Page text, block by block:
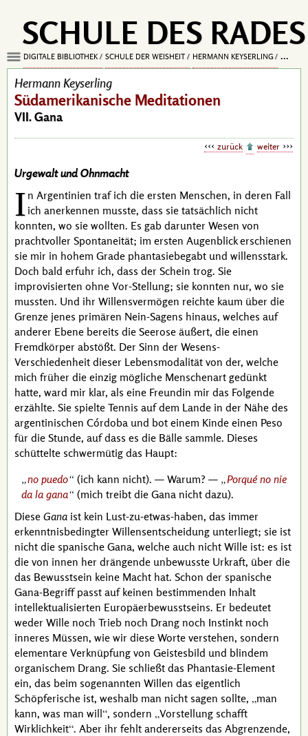
SCHULE DES RADES
DIGITALE BIBLIOTHEK SCHULE DER WEISHEIT HERMANN KEYSERLING
Hermann Keyserling
Südamerikanische Meditationen
VII. Gana
zurück weiter
Urgewalt und Ohnmacht
I n Argentinien traf ich die ersten Menschen, in deren Fall
ich anerkennen musste, dass sie tatsächlich nicht
konnten, wo sie wollten. Es gab darunter Wesen von
prachtvoller Spontaneität; im ersten Augenblick erschienen
sie mir in hohem Grade phantasiebegabt und willensstark.
Doch bald erfuhr ich, dass der Schein trog. Sie
improvisierten ohne Vor-Stellung; sie konnten nur, wo sie
mussten. Und ihr Willensvermögen reichte kaum über die
Grenze jenes primären Nein-Sagens hinaus, welches auf
anderer Ebene bereits die Seerose äußert, die einen
Fremdkörper abstößt. Der Sinn der Wesens-
Verschiedenheit dieser Lebensmodalität von der, welche
mich früher die einzig mögliche Menschenart gedünkt
hatte, ward mir klar, als eine Freundin mir das Folgende
erzählte. Sie spielte Tennis auf dem Lande in der Nähe des
argentinischen Córdoba und bot einem Kinde einen Peso
für die Stunde, auf dass es die Bälle sammle. Dieses
schüttelte schwermütig das Haupt:
no puedo
(ich kann nicht). — Warum? —
Porqué no nie
da la gana
(mich treibt die Gana nicht dazu).
Diese Gana ist kein Lust-zu-etwas-haben, das immer
erkenntnisbedingter Willensentscheidung unterliegt; sie ist
nicht die spanische Gana, welche auch nicht Wille ist: es ist
die von innen her drängende unbewusste Urkraft, über die
das Bewusstsein keine Macht hat. Schon der spanische
Gana-Begriff passt auf keinen bestimmenden Inhalt
intellektualisierten Europäerbewusstseins. Er bedeutet
weder Wille noch Trieb noch Drang noch Instinkt noch
inneres Müssen, wie wir diese Worte verstehen, sondern
elementare Verknüpfung von Geistesbild und blindem
organischem Drang. Sie schließt das Phantasie-Element
ein, das beim sogenannten Willen das eigentlich
Schöpferische ist, weshalb man nicht sagen sollte,
man
kann, was man will , sondern Vorstellung schafft
Wirklichkeit . Aber ihr fehlt andererseits das Abgrenzende,